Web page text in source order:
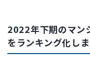
2022年下期のマン
をランキング化しま